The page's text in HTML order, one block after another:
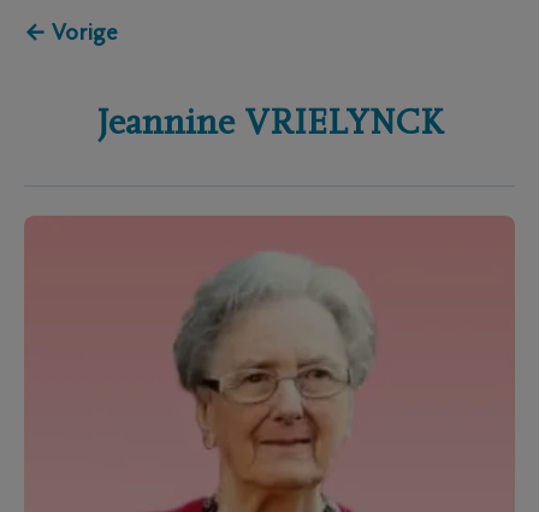
← Vorige
Jeannine VRIELYNCK